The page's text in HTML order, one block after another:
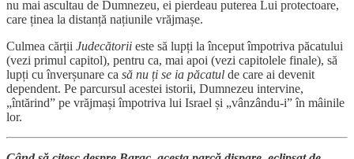
nu mai ascultau de Dumnezeu, ei pierdeau puterea Lui protectoare,
care ținea la distanță națiunile vrăjmașe.
Culmea cărții Judecătorii este să lupți la început împotriva păcatului
(vezi primul capitol), pentru ca, mai apoi (vezi capitolele finale), să
lupți cu înverșunare ca să nu ți se ia păcatul de care ai devenit
dependent. Pe parcursul acestei istorii, Dumnezeu intervine,
„întărind” pe vrăjmași împotriva lui Israel și „vânzându-i” în mâinile
lor.